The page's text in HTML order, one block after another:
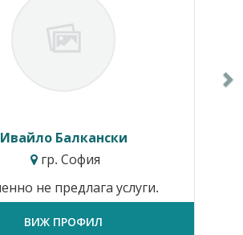
Ивайло Балкански
гр. София
не предлага услуги.
ВИЖ ПРОФИЛ